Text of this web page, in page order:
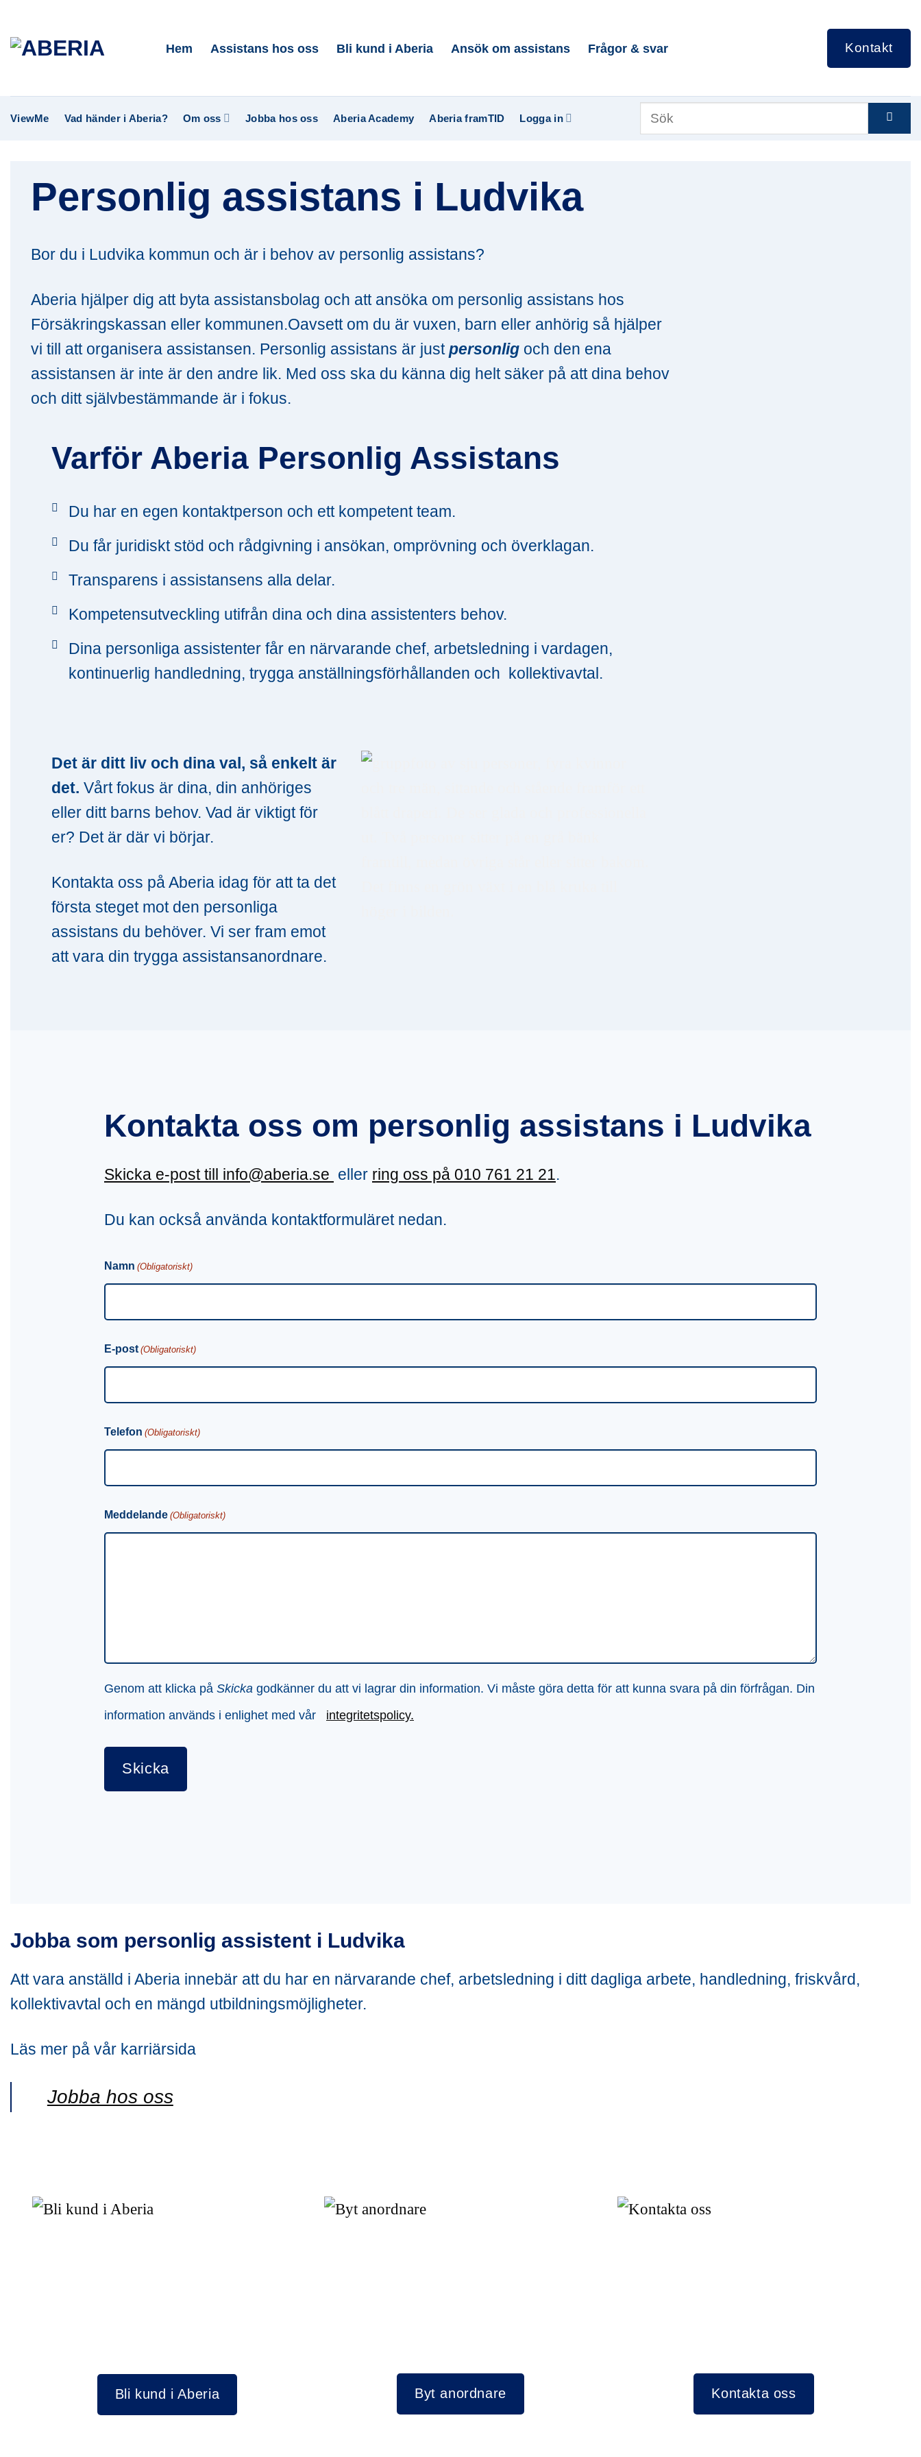
to
content
Hem Assistans hos oss Bli kund i Aberia Ansök om assistans Frågor & svar Kontakt
ViewMe Vad händer i Aberia? Om oss Jobba hos oss Aberia Academy Aberia framTID Logga in
Personlig assistans i Ludvika
Bor du i Ludvika kommun och är i behov av personlig assistans?
Aberia hjälper dig att byta assistansbolag och att ansöka om personlig assistans hos
Försäkringskassan eller kommunen.Oavsett om du är vuxen, barn eller anhörig så hjälper
vi till att organisera assistansen. Personlig assistans är justpersonlig och den ena
assistansen är inte är den andre lik. Med oss ska du känna dig helt säker på att dina behov
och ditt självbestämmande är i fokus.
Varför Aberia Personlig Assistans
Du har en egen kontaktperson och ett kompetent team.
Du får juridiskt stöd och rådgivning i ansökan, omprövning och överklagan.
Transparens i assistansens alla delar.
Kompetensutveckling utifrån dina och dina assistenters behov.
Dina personliga assistenter får en närvarande chef, arbetsledning i vardagen,
kontinuerlig handledning, trygga anställningsförhållanden och kollektivavtal.
Det är ditt liv och dina val, så enkelt är
det. Vårt fokus är dina, din anhöriges
eller ditt barns behov. Vad är viktigt för
er? Det är där vi börjar.
Kontakta oss på Aberia idag för att ta det
första steget mot den personliga
assistans du behöver. Vi ser fram emot
att vara din trygga assistansanordnare.
Kontakta oss om personlig assistans i Ludvika
Skicka e-post till info@aberia.se eller ring oss på 010 761 21 21.
Du kan också använda kontaktformuläret nedan.
Namn (Obligatoriskt)
E-post (Obligatoriskt)
Telefon (Obligatoriskt)
Meddelande (Obligatoriskt)
Genom att klicka på Skicka godkänner du att vi lagrar din information. Vi måste göra detta för att kunna svara på din förfrågan. Din
information används i enlighet med vår
integritetspolicy.
Jobba som personlig assistent i Ludvika
Att vara anställd i Aberia innebär att du har en närvarande chef, arbetsledning i ditt dagliga arbete, handledning, friskvård,
kollektivavtal och en mängd utbildningsmöjligheter.
Läs mer på vår karriärsida
Jobba hos oss
Bli kund i Aberia Byt anordnare Kontakta oss